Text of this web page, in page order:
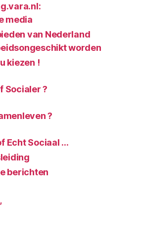
media
van Nederland
worden
kiezen !
Socialer ?
?
Echt Sociaal …
berichten